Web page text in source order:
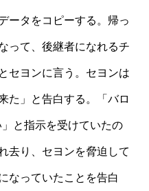
ータをコピーする。帰っ
って、後継者になれるチ
セヨンに言う。セヨンは
た」と告白する。「バロ
と指示を受けていたの
去り、セヨンを脅迫して
なっていたことを告白